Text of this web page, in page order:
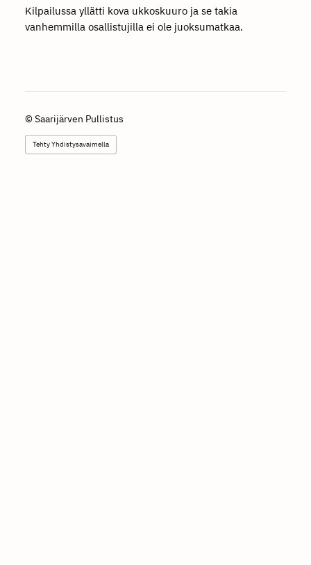
Kilpailussa yllätti kova ukkoskuuro ja se takia
vanhemmilla osallistujilla ei ole juoksumatkaa.
© Saarijärven Pullistus
Tehty Yhdistysavaimella